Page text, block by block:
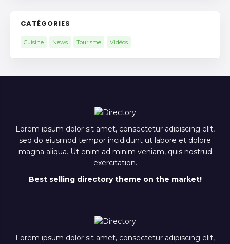
CATÉGORIES
Cuisine News Tourisme Vidéos
Lorem ipsum dolor sit amet, consectetur adipiscing elit,
sed do eiusmod tempor incididunt ut labore et dolore
magna aliqua. Ut enim ad minim veniam, quis nostrud
exercitation.
Best selling directory theme on the market!
Lorem ipsum dolor sit amet, consectetur adipiscing elit,